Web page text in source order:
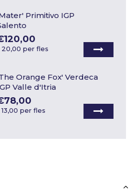
Primitivo IGP
20,00 per fles
Orange Fox' Verdeca
Valle d'Itria
13,00 per fles